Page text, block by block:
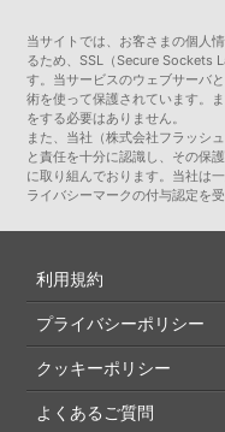
当サイトでは、お客さまの個人
るため、SSL（Secure Sockets
す。当サービスのウェブサーバ
術を使って保護されています。
をする必要はありません。
また、当社（株式会社フラッシ
と責任を十分に認識し、その保
に取り組んでおります。当社は
ライバシーマークの付与認定を受
利用規約
プライバシーポリシー
クッキーポリシー
よくあるご質問